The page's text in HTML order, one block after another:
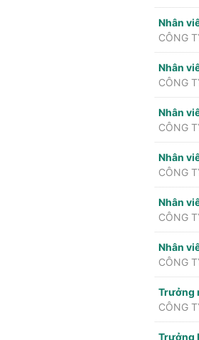
Nhân
Nhân
CÔNG
Nhân
CÔNG
Nhân
CÔNG
Nhân
CÔNG
Nhân
CÔNG
Trưởng
CÔNG
Trưởng